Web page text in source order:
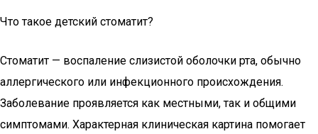
Что такое детский стоматит?
Стоматит — воспаление слизистой оболочки рта, обычно
аллергического или инфекционного происхождения.
Заболевание проявляется как местными, так и общими
симптомами. Характерная клиническая картина помогает